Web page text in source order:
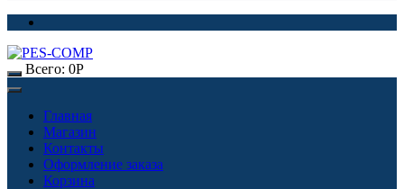
Всего: 0Р
Главная
Магазин
Контакты
Оформление заказа
Корзина